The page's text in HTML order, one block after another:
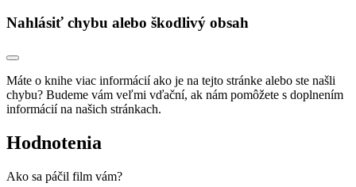
Nahlásiť chybu alebo škodlivý obsah
Máte o knihe viac informácií ako je na tejto stránke alebo ste našli
chybu? Budeme vám veľmi vďační, ak nám pomôžete s doplnením
informácií na našich stránkach.
Hodnotenia
Ako sa páčil film vám?